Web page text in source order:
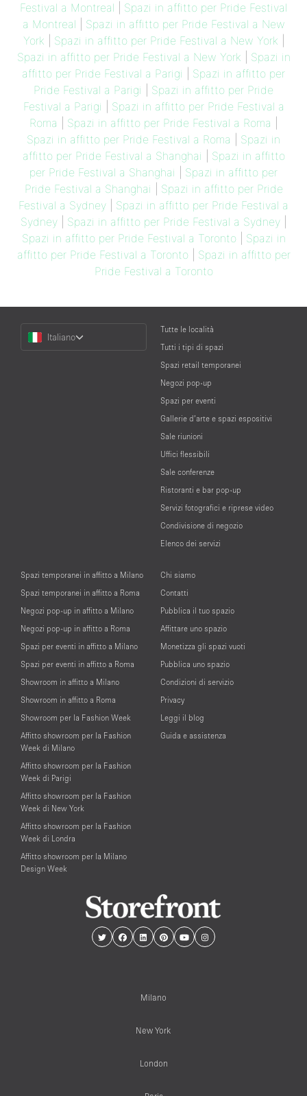
Festival a Montreal
Spazi in affitto per Pride Festival
a Montreal
Spazi in affitto per Pride Festival a New
York
Spazi in affitto per Pride Festival a New York
Spazi in affitto per Pride Festival a New York
Spazi in
affitto per Pride Festival a Parigi
Spazi in affitto per
Pride Festival a Parigi
Spazi in affitto per Pride
Festival a Parigi
Spazi in affitto per Pride Festival a
Roma
Spazi in affitto per Pride Festival a Roma
Spazi in affitto per Pride Festival a Roma
Spazi in
affitto per Pride Festival a Shanghai
Spazi in affitto
per Pride Festival a Shanghai
Spazi in affitto per
Pride Festival a Shanghai
Spazi in affitto per Pride
Festival a Sydney
Spazi in affitto per Pride Festival a
Sydney
Spazi in affitto per Pride Festival a Sydney
Spazi in affitto per Pride Festival a Toronto| Spazi in
affitto per Pride Festival a Toronto| Spazi in affitto per
Pride Festival a Toronto
Language
Italiano
Tutte le località
Tutti i tipi di spazi
Spazi retail temporanei
Negozi pop-up
Spazi per eventi
Gallerie d’arte e spazi espositivi
Sale riunioni
Uffici flessibili
Sale conferenze
Ristoranti e bar pop-up
Servizi fotografici e riprese video
Condivisione di negozio
Elenco dei servizi
Spazi temporanei in affitto a Milano
Spazi temporanei in affitto a Roma
Negozi pop-up in affitto a Milano
Negozi pop-up in affitto a Roma
Spazi per eventi in affitto a Milano
Spazi per eventi in affitto a Roma
Showroom in affitto a Milano
Showroom in affitto a Roma
Showroom per la Fashion Week
Affitto showroom per la Fashion
Week di Milano
Affitto showroom per la Fashion
Week di Parigi
Affitto showroom per la Fashion
Week di New York
Affitto showroom per la Fashion
Week di Londra
Affitto showroom per la Milano
Design Week
Chi siamo
Contatti
Pubblica il tuo spazio
Affittare uno spazio
Monetizza gli spazi vuoti
Pubblica uno spazio
Condizioni di servizio
Privacy
Leggi il blog
Guida e assistenza
Milano
New York
London